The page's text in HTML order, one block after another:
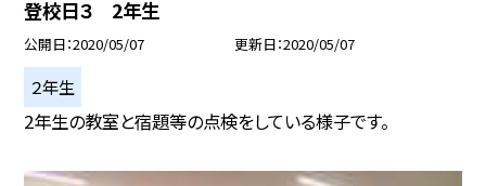
登校日３ 2年生
公開日 2020/05/07 更新日 2020/05/07
２年生
2年生の教室と宿題等の点検をしている様子です。